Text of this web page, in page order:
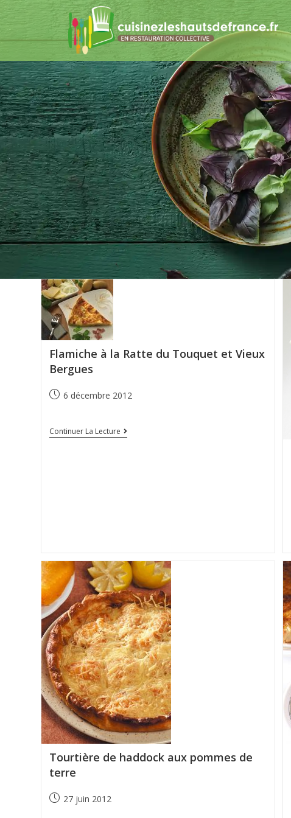
Flamiche à la Ratte du Touquet et Vieux
Bergues
6 décembre 2012
Continuer La Lecture
Tourtière de haddock aux pommes de
terre
27 juin 2012